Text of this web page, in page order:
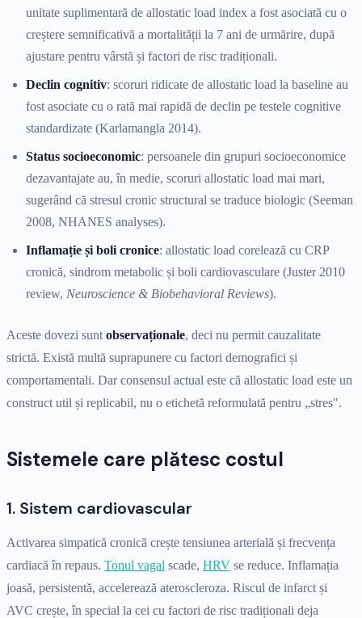
unitate suplimentară de allostatic load index a fost asociată cu o
creștere semnificativă a mortalității la 7 ani de urmărire, după
ajustare pentru vârstă și factori de risc tradiționali.
Declin cognitiv: scoruri ridicate de allostatic load la baseline au
fost asociate cu o rată mai rapidă de declin pe testele cognitive
standardizate (Karlamangla 2014).
Status socioeconomic: persoanele din grupuri socioeconomice
dezavantajate au, în medie, scoruri allostatic load mai mari,
sugerând că stresul cronic structural se traduce biologic (Seeman
2008, NHANES analyses).
Inflamație și boli cronice: allostatic load corelează cu CRP
cronică, sindrom metabolic și boli cardiovasculare (Juster 2010
review, Neuroscience & Biobehavioral Reviews).
Aceste dovezi sunt observaționale, deci nu permit cauzalitate
strictă. Există multă suprapunere cu factori demografici și
comportamentali. Dar consensul actual este că allostatic load este un
construct util și replicabil, nu o etichetă reformulată pentru „stres".
Sistemele care plătesc costul
1. Sistem cardiovascular
Activarea simpatică cronică crește tensiunea arterială și frecvența
cardiacă în repaus. Tonul vagal scade, HRV se reduce. Inflamația
joasă, persistentă, accelerează ateroscleroza. Riscul de infarct și
AVC crește, în special la cei cu factori de risc tradiționali deja